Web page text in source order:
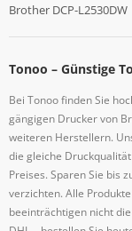
Brother DCP-L2530DW
Tonoo – Günstige
Bei Tonoo finden Sie
gängigen Drucker von
weiteren Herstellern.
die gleiche
Preises. Sparen Sie bis
verzichten. Alle
beeinträchtigen nicht